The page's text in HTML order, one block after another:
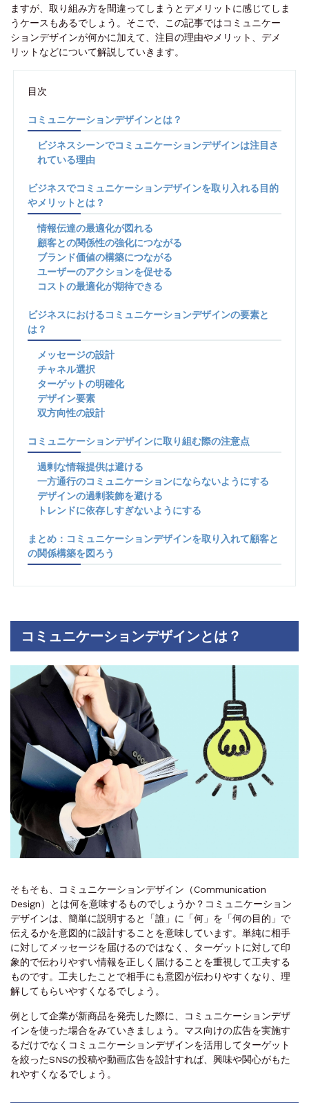
ますが、取り組み方を間違ってしまうとデメリットに感じてしま
うケースもあるでしょう。そこで、この記事ではコミュニケー
ションデザインが何かに加えて、注目の理由やメリット、デメ
リットなどについて解説していきます。
目次
コミュニケーションデザインとは？
ビジネスシーンでコミュニケーションデザインは注目さ
れている理由
ビジネスでコミュニケーションデザインを取り入れる目的
やメリットとは？
情報伝達の最適化が図れる
顧客との関係性の強化につながる
ブランド価値の構築につながる
ユーザーのアクションを促せる
コストの最適化が期待できる
ビジネスにおけるコミュニケーションデザインの要素と
は？
メッセージの設計
チャネル選択
ターゲットの明確化
デザイン要素
双方向性の設計
コミュニケーションデザインに取り組む際の注意点
過剰な情報提供は避ける
一方通行のコミュニケーションにならないようにする
デザインの過剰装飾を避ける
トレンドに依存しすぎないようにする
まとめ：コミュニケーションデザインを取り入れて顧客と
の関係構築を図ろう
コミュニケーションデザインとは？
そもそも、コミュニケーションデザイン（Communication
Design）とは何を意味するものでしょうか？コミュニケーション
デザインは、簡単に説明すると「誰」に「何」を「何の目的」で
伝えるかを意図的に設計することを意味しています。単純に相手
に対してメッセージを届けるのではなく、ターゲットに対して印
象的で伝わりやすい情報を正しく届けることを重視して工夫する
ものです。工夫したことで相手にも意図が伝わりやすくなり、理
解してもらいやすくなるでしょう。
例として企業が新商品を発売した際に、コミュニケーションデザ
インを使った場合をみていきましょう。マス向けの広告を実施す
るだけでなくコミュニケーションデザインを活用してターゲット
を絞ったSNSの投稿や動画広告を設計すれば、興味や関心がもた
れやすくなるでしょう。